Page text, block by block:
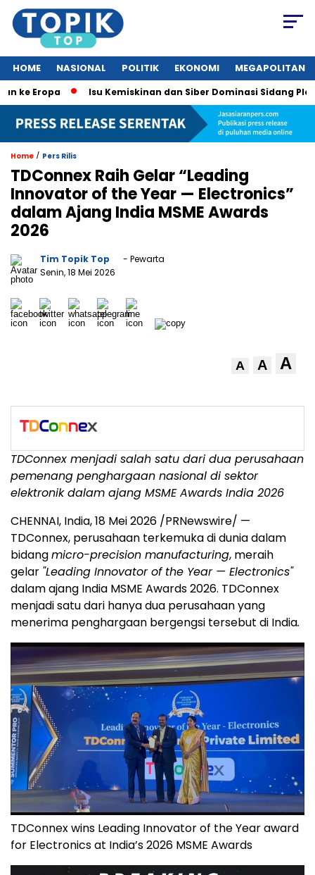
HOME NASIONAL POLITIK EKONOMI MEGAPOLITAN
Isu Kemiskinan dan Siber Dominasi Sidang Pleno KTT
Home / Pers Rilis
TDConnex Raih Gelar “Leading
Innovator of the Year — Electronics”
dalam Ajang India MSME Awards
2026
Tim Topik Top
- Pewarta
Senin, 18 Mei 2026
A A A
TDConnex menjadi salah satu dari dua perusahaan
pemenang penghargaan nasional di sektor
elektronik dalam ajang MSME Awards India 2026
CHENNAI, India, 18 Mei 2026 /PRNewswire/ —
TDConnex, perusahaan terkemuka di dunia dalam
bidangmicro-precision manufacturing, meraih
gelar "Leading Innovator of the Year — Electronics"
dalam ajang India MSME Awards 2026. TDConnex
menjadi satu dari hanya dua perusahaan yang
menerima penghargaan bergengsi tersebut di India.
TDConnex wins Leading Innovator of the Year award
for Electronics at India’s 2026 MSME Awards